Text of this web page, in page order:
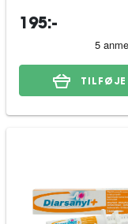
195:-
TILFØJE